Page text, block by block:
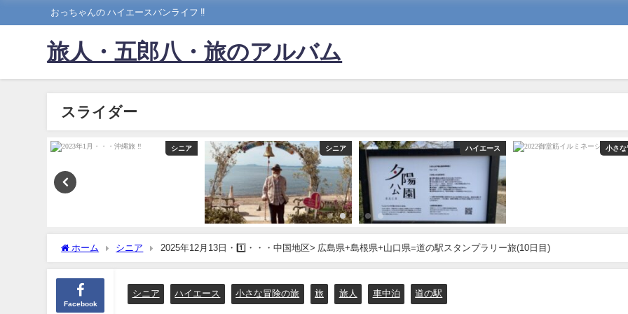
おっちゃんの ハイエースバンライフ ‼️
旅人・五郎八・旅のアルバム
スライダー
シニア シニア ハイエース 小さな
ホーム シニア 2025年12月13日・1️⃣・・・中国地区> 広島県+島根県+山口県=道の駅スタンプラリー旅(10日目)
Facebook
シニア ハイエース 小さな冒険の旅 旅 旅人 車中泊 道の駅